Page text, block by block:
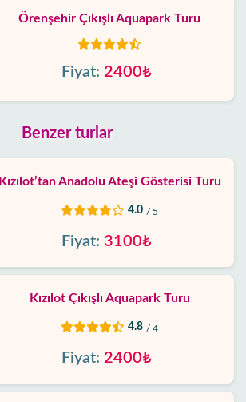
Örenşehir Çıkışlı Aquapark Turu
Fiyat: 2400₺
Benzer turlar
Kızılot’tan Anadolu Ateşi Gösterisi Turu
4.0 / 5
Fiyat: 3100₺
Kızılot Çıkışlı Aquapark Turu
4.8 / 4
Fiyat: 2400₺